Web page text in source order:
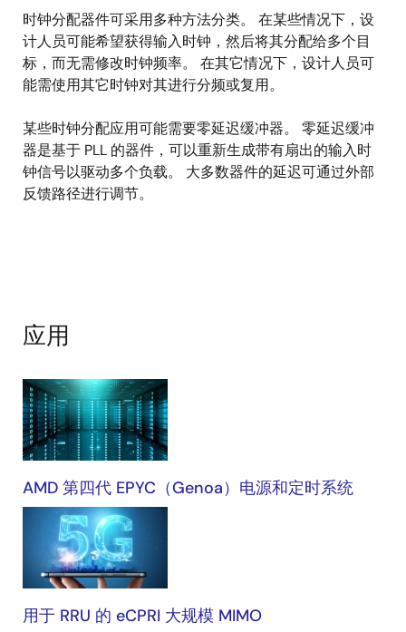
选
择
时
分
配
器
件
时钟分配器件可采用多种方法分类。 在某些情况下，设
计人员可能希望获得输入时钟，然后将其分配给多个目
标，而无需修改时钟频率。 在其它情况下，设计人员可
能需使用其它时钟对其进行分频或复用。
某些时钟分配应用可能需要零延迟缓冲器。 零延迟缓冲
器是基于 PLL 的器件，可以重新生成带有扇出的输入时
钟信号以驱动多个负载。 大多数器件的延迟可通过外部
反馈路径进行调节。
应用
应
用
AMD 第四代 EPYC（Genoa）电源和定时系统
用于 RRU 的 eCPRI 大规模 MIMO